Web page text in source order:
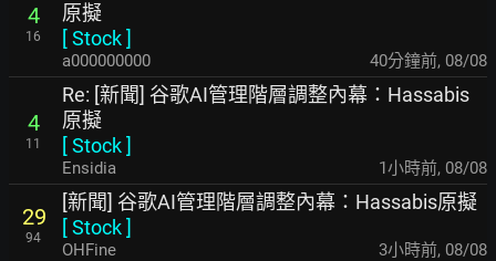
4
16
原擬
[Stock]
a000000000 40分鐘前, 08/08
4
11
Re: [新聞] 谷歌AI管理階層調整內幕：Hassabis
原擬
[Stock]
Ensidia 1小時前, 08/08
29
94
[新聞] 谷歌AI管理階層調整內幕：Hassabis原擬
[Stock]
OHFine 3小時前, 08/08